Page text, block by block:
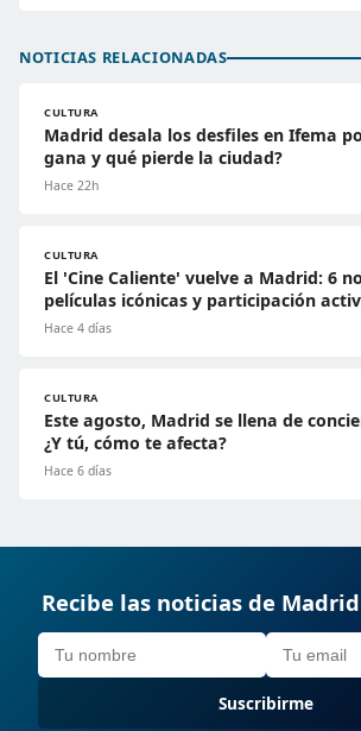
NOTICIAS RELACIONADAS
CULTURA
Madrid desala los desfiles en Ifema
gana y qué pierde la ciudad?
Hace 22h
CULTURA
El 'Cine Caliente' vuelve a Madrid: 6
películas icónicas y participación
Hace 4 días
CULTURA
Este agosto, Madrid se llena de
¿Y tú, cómo te afecta?
Hace 6 días
Recibe las noticias de
Suscribirme